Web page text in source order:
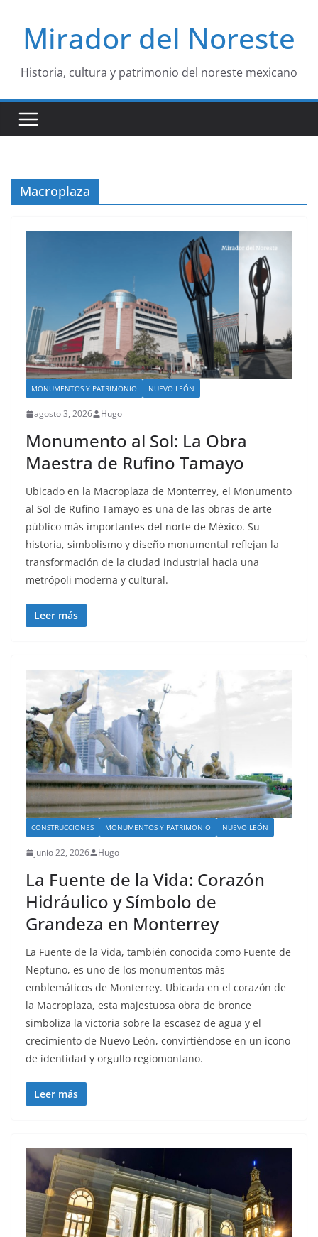
contenido
Mirador del Noreste
Historia, cultura y patrimonio del noreste mexicano
Macroplaza
MONUMENTOS Y PATRIMONIO NUEVO LEÓN
agosto 3, 2026 Hugo
Monumento al Sol: La Obra
Maestra de Rufino Tamayo
Ubicado en la Macroplaza de Monterrey, el Monumento
al Sol de Rufino Tamayo es una de las obras de arte
público más importantes del norte de México. Su
historia, simbolismo y diseño monumental reflejan la
transformación de la ciudad industrial hacia una
metrópoli moderna y cultural.
Leer más
CONSTRUCCIONES MONUMENTOS Y PATRIMONIO NUEVO LEÓN
junio 22, 2026 Hugo
La Fuente de la Vida: Corazón
Hidráulico y Símbolo de
Grandeza en Monterrey
La Fuente de la Vida, también conocida como Fuente de
Neptuno, es uno de los monumentos más
emblemáticos de Monterrey. Ubicada en el corazón de
la Macroplaza, esta majestuosa obra de bronce
simboliza la victoria sobre la escasez de agua y el
crecimiento de Nuevo León, convirtiéndose en un ícono
de identidad y orgullo regiomontano.
Leer más